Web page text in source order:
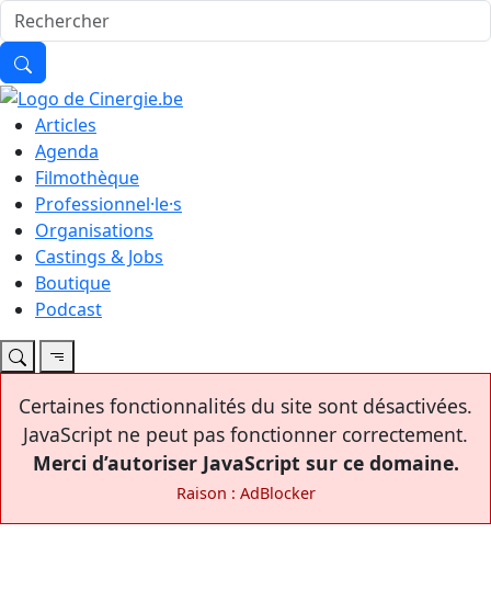
Articles
Agenda
Filmothèque
Professionnel·le·s
Organisations
Castings & Jobs
Boutique
Podcast
Certaines fonctionnalités du site sont désactivées.
JavaScript ne peut pas fonctionner correctement.
Merci d’autoriser JavaScript sur ce domaine.
Raison : AdBlocker